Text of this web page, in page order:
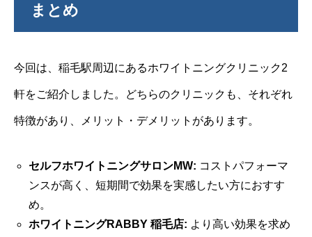
まとめ
今回は、稲毛駅周辺にあるホワイトニングクリニック2
軒をご紹介しました。どちらのクリニックも、それぞれ
特徴があり、メリット・デメリットがあります。
セルフホワイトニングサロンMW: コストパフォーマ
ンスが高く、短期間で効果を実感したい方におすす
め。
ホワイトニングRABBY 稲毛店: より高い効果を求め